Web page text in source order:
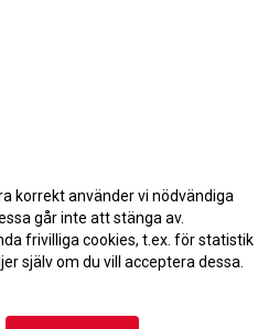
korrekt använder vi nödvändiga
går inte att stänga av.
frivilliga cookies, t.ex. för statistik
själv om du vill acceptera dessa.